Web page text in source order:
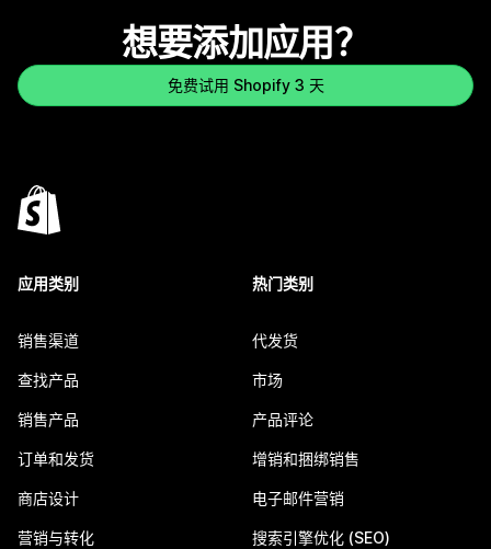
想要添加应用？
免费试用 Shopify 3 天
应用类别
销售渠道
查找产品
销售产品
订单和发货
商店设计
营销与转化
热门类别
代发货
市场
产品评论
增销和捆绑销售
电子邮件营销
搜索引擎优化 (SEO)